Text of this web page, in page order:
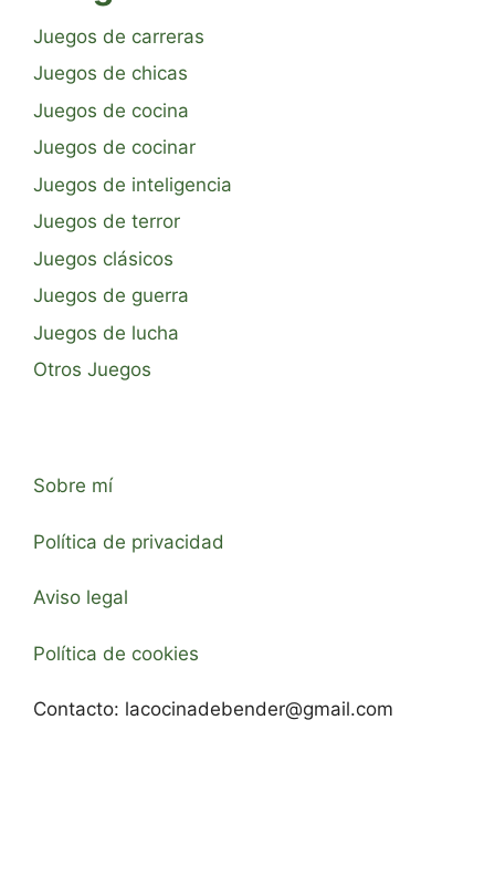
Juegos de carreras
Juegos de chicas
Juegos de cocina
Juegos de cocinar
Juegos de inteligencia
Juegos de terror
Juegos clásicos
Juegos de guerra
Juegos de lucha
Otros Juegos
Sobre mí
Política de privacidad
Aviso legal
Política de cookies
Contacto: lacocinadebender@gmail.com